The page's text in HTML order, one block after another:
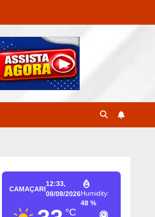
CAMAÇARI
12:33,
08/08/2026
°C
Humidity:
48 %